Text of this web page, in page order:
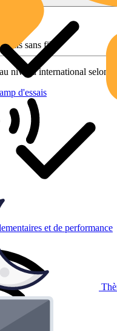
sans fil
niveau international selon
d'essais
et de performance